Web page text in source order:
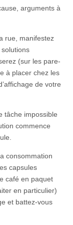
arguments à
rue, manifestez
(sur les pare-
à placer chez les
de votre
tâche impossible
commence
consommation
capsules
café en paquet
en particulier)
et battez-vous